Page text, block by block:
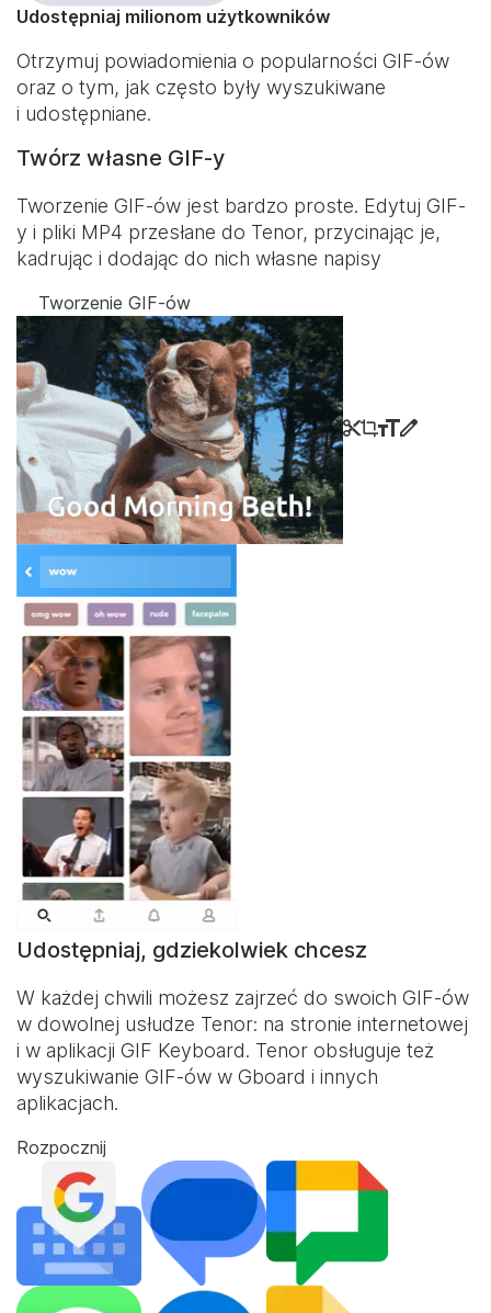
Udostępniaj milionom użytkowników
Otrzymuj powiadomienia o popularności GIF-ów
oraz o tym, jak często były wyszukiwane
i udostępniane.
Twórz własne GIF-y
Tworzenie GIF-ów jest bardzo proste. Edytuj GIF-
y i pliki MP4 przesłane do Tenor, przycinając je,
kadrując i dodając do nich własne napisy
Tworzenie GIF-ów
Udostępniaj, gdziekolwiek chcesz
W każdej chwili możesz zajrzeć do swoich GIF-ów
w dowolnej usłudze Tenor: na stronie internetowej
i w aplikacji GIF Keyboard. Tenor obsługuje też
wyszukiwanie GIF-ów w Gboard i innych
aplikacjach.
Rozpocznij